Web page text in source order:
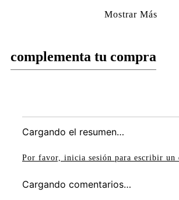
comodidad. Su diseño en tono Oro (o
convierten en una opción versátil y
Evita el uso de
lavadora para
durabilidad.
Mostrar Más
complementa tu compra
Cargando el resumen…
Por favor, inicia sesión para escribir un
Cargando comentarios…